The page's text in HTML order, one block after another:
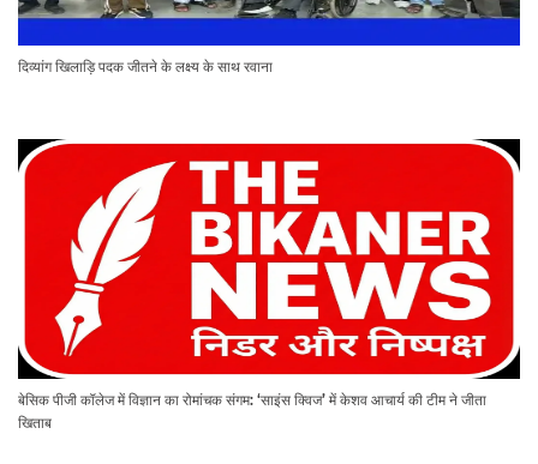
दिव्यांग खिलाड़ि पदक जीतने के लक्ष्य के साथ रवाना
बेसिक पीजी कॉलेज में विज्ञान का रोमांचक संगम: ‘साइंस क्विज’ में केशव आचार्य की टीम ने जीता
खिताब